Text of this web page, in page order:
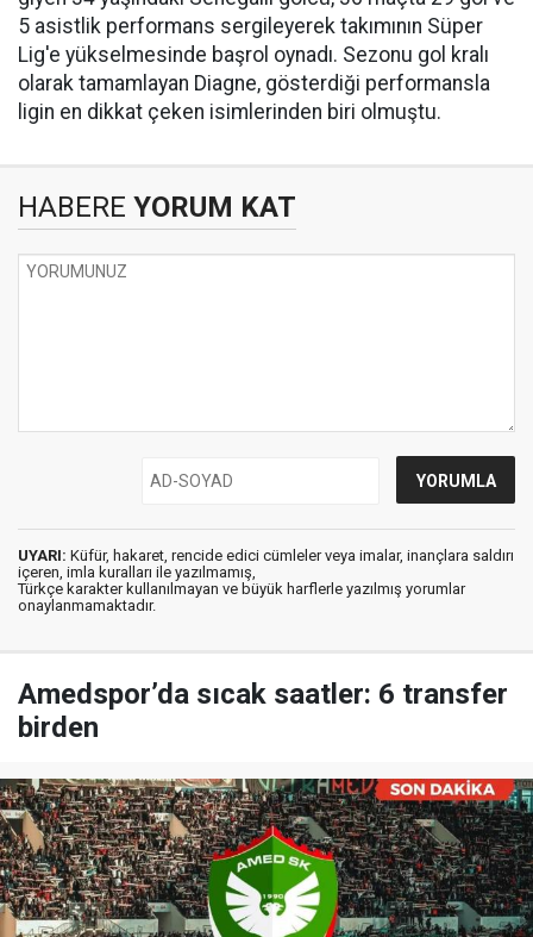
5 asistlik performans sergileyerek takımının Süper
Lig'e yükselmesinde başrol oynadı. Sezonu gol kralı
olarak tamamlayan Diagne, gösterdiği performansla
ligin en dikkat çeken isimlerinden biri olmuştu.
HABERE YORUM KAT
UYARI: Küfür, hakaret, rencide edici cümleler veya imalar, inançlara saldırı
içeren, imla kuralları ile yazılmamış,
Türkçe karakter kullanılmayan ve büyük harflerle yazılmış yorumlar
onaylanmamaktadır.
Amedspor’da sıcak saatler: 6 transfer
birden